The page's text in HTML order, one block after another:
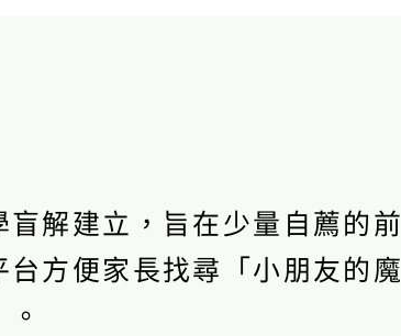
解建立，旨在少量自薦的前
方便家長找尋「小朋友的魔